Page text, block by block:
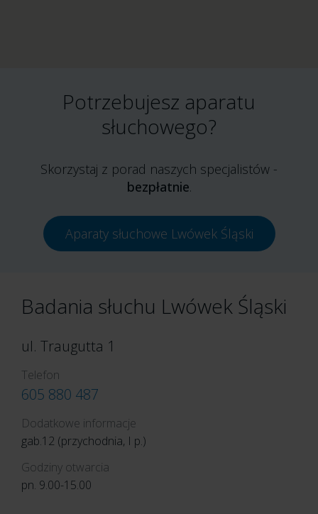
Potrzebujesz aparatu
słuchowego?
Skorzystaj z porad naszych specjalistów -
bezpłatnie.
Aparaty słuchowe Lwówek Śląski
Badania słuchu Lwówek Śląski
ul. Traugutta 1
Telefon
605 880 487
Dodatkowe informacje
gab.12 (przychodnia, I p.)
Godziny otwarcia
pn. 9.00-15.00